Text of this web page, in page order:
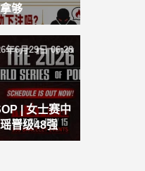
够
| 女士赛中
晋级48强
年6月29日 06:28